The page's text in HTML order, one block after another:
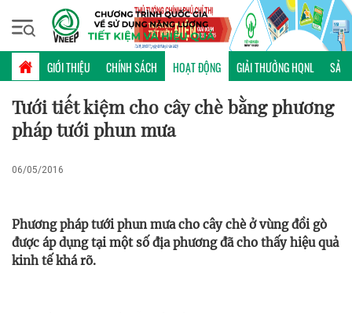
GIỚI THIỆU CHÍNH SÁCH HOẠT ĐỘNG GIẢI THƯỞNG HQNL SẢN
Thứ bảy, 08/08/2026 | 17:39 GMT+7
HOẠT ĐỘNG
Tưới tiết kiệm cho cây chè bằng phương
pháp tưới phun mưa
06/05/2016
Phương pháp tưới phun mưa cho cây chè ở vùng đồi gò
được áp dụng tại một số địa phương đã cho thấy hiệu quả
kinh tế khá rõ.